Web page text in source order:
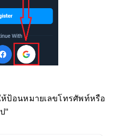
ป้อนหมายเลขโทรศัพท์หรือ
"